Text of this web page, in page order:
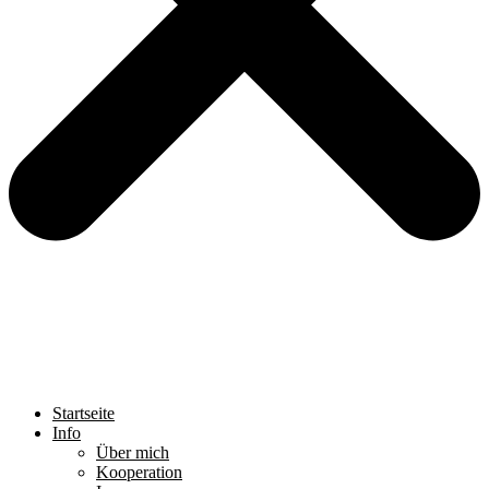
Startseite
Info
Über mich
Kooperation